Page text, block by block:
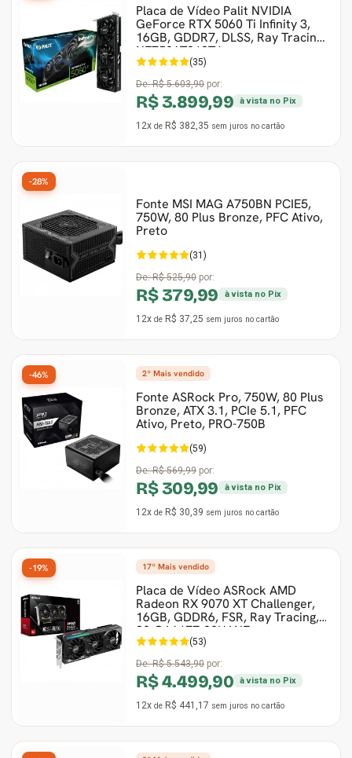
Placa de Vídeo Palit NVIDIA
GeForce RTX 5060 Ti Infinity 3,
16GB, GDDR7, DLSS, Ray Tracing,
NE7506T019T1-
(35)
De:R$ 5.603,90 por:
R$ 3.899,99 à vista no Pix
12x de R$ 382,35 sem juros no cartão
Fonte MSI MAG A750BN PCIE5,
750W, 80 Plus Bronze, PFC Ativo,
Preto
(31)
De:R$ 525,90 por:
R$ 379,99 à vista no Pix
12x de R$ 37,25 sem juros no cartão
-28%
2º Mais vendido
Fonte ASRock Pro, 750W, 80 Plus
Bronze, ATX 3.1, PCIe 5.1, PFC
Ativo, Preto, PRO-750B
(59)
De:R$ 569,99 por:
R$ 309,99 à vista no Pix
12x de R$ 30,39 sem juros no cartão
-46%
17º Mais vendido
Placa de Vídeo ASRock AMD
Radeon RX 9070 XT Challenger,
16GB, GDDR6, FSR, Ray Tracing,
90-GA61ZZ-00UANF
(53)
De:R$ 5.543,90 por:
R$ 4.499,90 à vista no Pix
12x de R$ 441,17 sem juros no cartão
-19%